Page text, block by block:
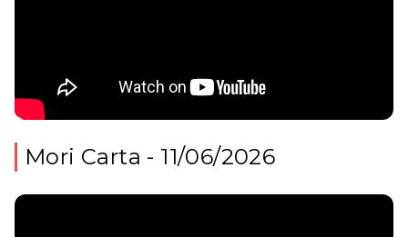
Mori Carta - 11/06/2026